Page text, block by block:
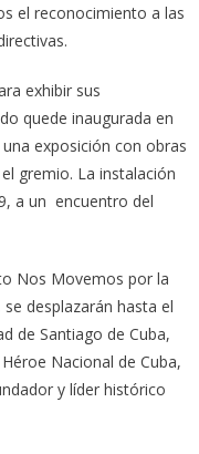
el reconocimiento a las
exhibir sus
quede inaugurada en
exposición con obras
gremio. La instalación
a un encuentro del
Nos Movemos por la
desplazarán hasta el
de Santiago de Cuba,
Nacional de Cuba,
y líder histórico